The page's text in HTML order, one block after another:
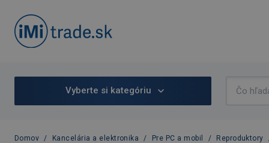
Vyberte si kategóriu
Domov / Kancelária a elektronika / Pre PC a mobil / Reproduktory